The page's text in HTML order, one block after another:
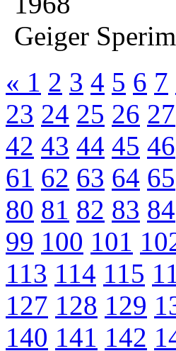
Geiger
« 1 2 3 4 5 6 7
23 24 25 26 27
42 43 44 45 46
61 62 63 64 65
80 81 82 83 84
99 100 101
113 114 115
127 128 129
140 141 142